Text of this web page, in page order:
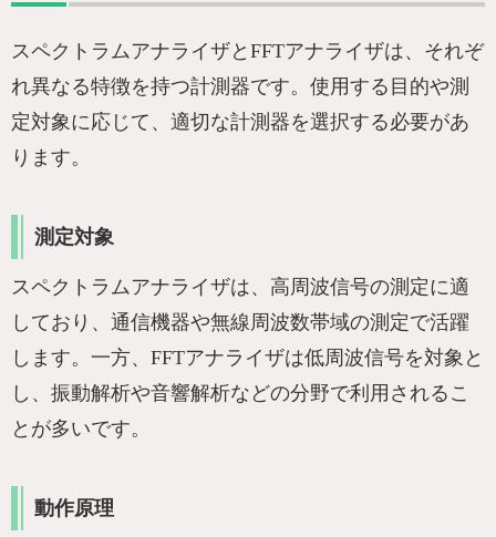
スペクトラムアナライザとFFTアナライザは、それぞ
れ異なる特徴を持つ計測器です。使用する目的や測
定対象に応じて、適切な計測器を選択する必要があ
ります。
測定対象
スペクトラムアナライザは、高周波信号の測定に適
しており、通信機器や無線周波数帯域の測定で活躍
します。一方、FFTアナライザは低周波信号を対象と
し、振動解析や音響解析などの分野で利用されるこ
とが多いです。
動作原理